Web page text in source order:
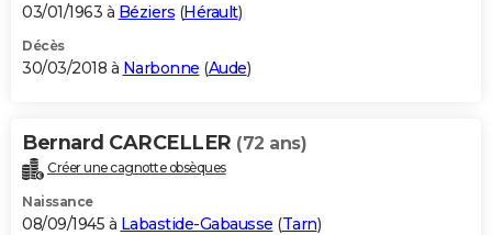
03/01/1963 à Béziers (Hérault)
Décès
30/03/2018 à Narbonne (Aude)
Bernard CARCELLER (72 ans)
Créer une cagnotte obsèques
Naissance
08/09/1945 à Labastide-Gabausse (Tarn)